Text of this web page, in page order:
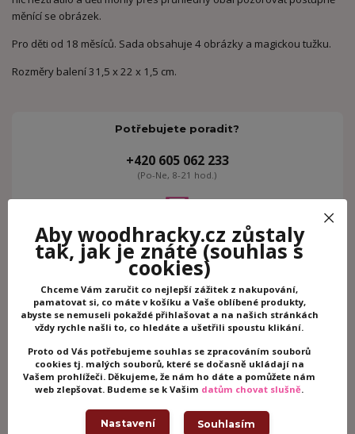
měnící se obrázek.
Pro děti od 18 měsíců. Sada obsahuje 4 obrázky a magickou tužku.
Rozměry balení 31,5 x 22 x 1,5 cm.
Potřebujete poradit?
+420 605 062 233
(Po-Ne, 8-21 hod.)
Zboží zařazeno v kategoriích
Kreativní hračky
Kreslení a malování
Související zboží 3
Aby woodhracky.cz zůstaly
tak, jak je znáte(souhlas s
cookies)
Chceme Vám zaručit co nejlepší zážitek z nakupování,
pamatovat si, co máte v košíku a Vaše oblíbené produkty,
abyste se nemuseli pokaždé přihlašovat a na našich stránkách
vždy rychle našli to, co hledáte a ušetřili spoustu klikání.
Proto od Vás potřebujeme souhlas se zpracováním souborů
cookies tj. malých souborů, které se dočasně ukládají na
Vašem prohlížeči. Děkujeme, že nám ho dáte a pomůžete nám
web zlepšovat. Budeme se k Vašim datům chovat slušně.
Nastavení Souhlasím